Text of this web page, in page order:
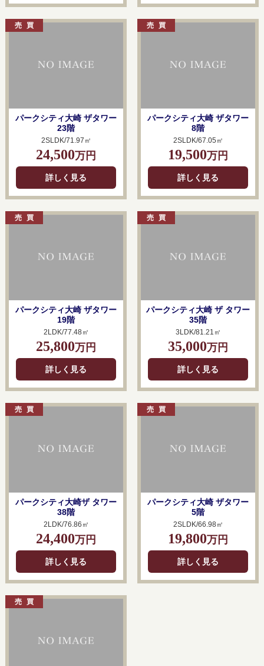
パークシティ大崎 ザタワー
23階
2SLDK/71.97㎡
24,500万円
詳しく見る
パークシティ大崎 ザタワー
8階
2SLDK/67.05㎡
19,500万円
詳しく見る
パークシティ大崎 ザタワー
19階
2LDK/77.48㎡
25,800万円
詳しく見る
パークシティ大崎 ザ タワー
35階
3LDK/81.21㎡
35,000万円
詳しく見る
パークシティ大崎ザ タワー
38階
2LDK/76.86㎡
24,400万円
詳しく見る
パークシティ大崎 ザタワー
5階
2SLDK/66.98㎡
19,800万円
詳しく見る